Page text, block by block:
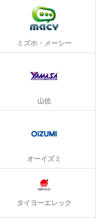
ミズホ・メーシー
山佐
オーイズミ
タイヨーエレック